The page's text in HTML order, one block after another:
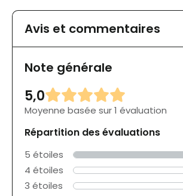
Avis et commentaires
Note générale
5,0
Moyenne basée sur 1 évaluation
Répartition des évaluations
5 étoiles
4 étoiles
3 étoiles